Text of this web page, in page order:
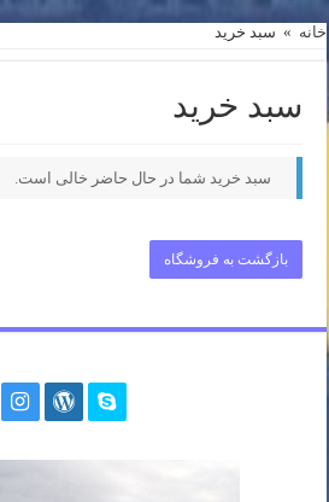
خانه » سبد خرید
سبد خرید
سبد خرید شما در حال حاضر خالی است.
بازگشت به فروشگاه